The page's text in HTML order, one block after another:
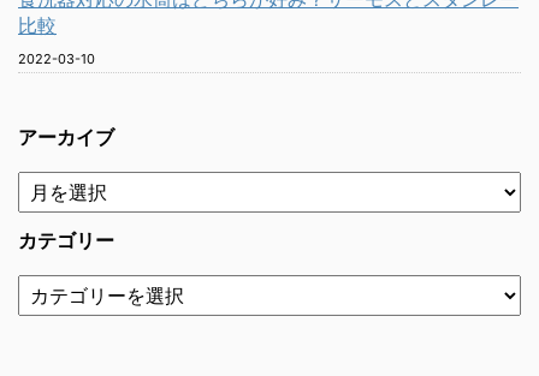
比較
2022-03-10
アーカイブ
カテゴリー